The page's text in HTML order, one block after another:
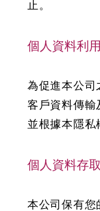
止。
個人資料利
為促進本公司
客戶資料傳輸
並根據本隱私
個人資料存
本公司保有您